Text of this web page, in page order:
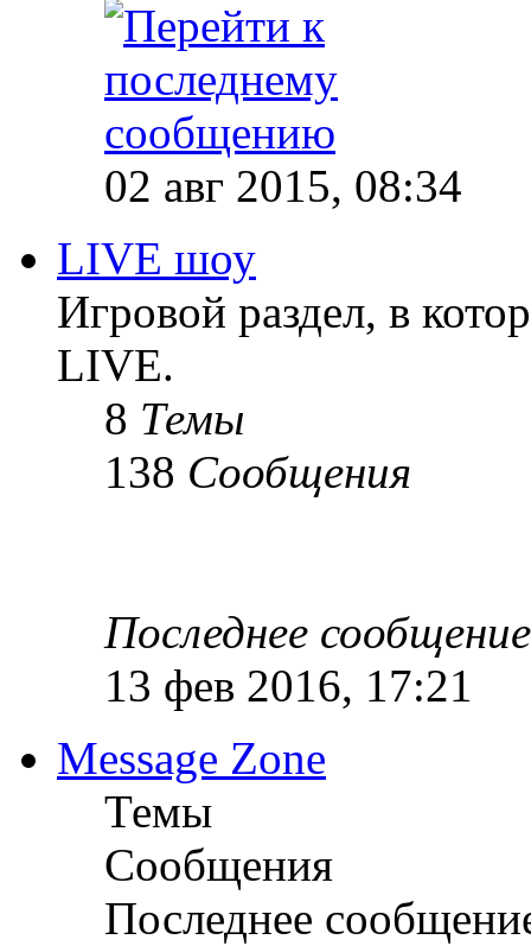
02 авг 2015, 08:34
LIVE шоу
Игровой раздел, в
LIVE.
8 Темы
138 Сообщения
Последнее сообщение
13 фев 2016, 17:21
Message Zone
Темы
Сообщения
Последнее